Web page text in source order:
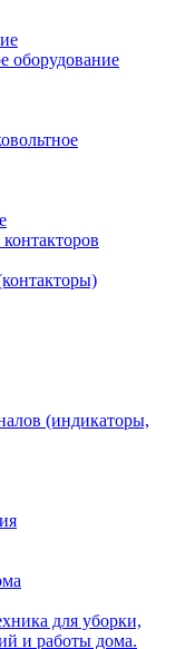
оборудование
(индикаторы,
для уборки,
и работы дома.